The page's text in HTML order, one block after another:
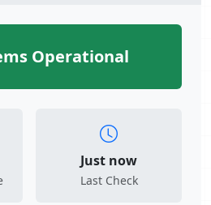
Operational
Just now
Last Check